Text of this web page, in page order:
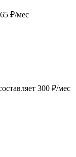
₽/мес
300 ₽/мес